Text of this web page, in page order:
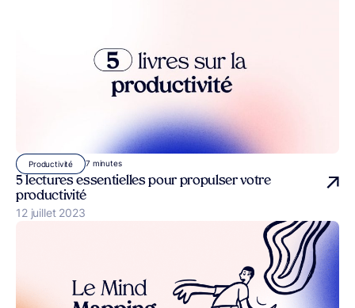
Productivité 7 minutes
5 lectures essentielles pour propulser votre
productivité
Publié le
12 juillet 2023